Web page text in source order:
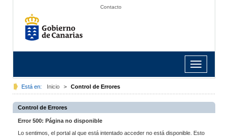
Contacto
Toggle
navigation
Está en: Inicio > Control de Errores
Control de Errores
Error 500: Página no disponible
Lo sentimos, el portal al que está intentado acceder no está disponible. Esto